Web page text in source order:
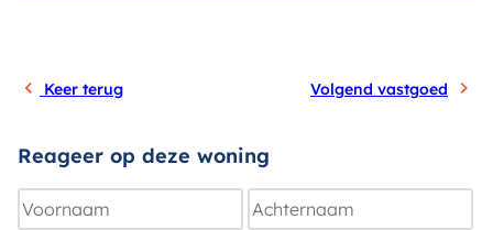
Volgend vastgoed
Keer terug
Reageer op deze woning
Naam Voornaam